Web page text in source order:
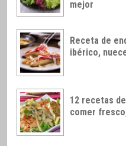
mejor
Receta de
ibérico,
12 recetas
comer